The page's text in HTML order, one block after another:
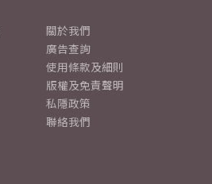
關於我們
廣告查詢
使用條款及細則
版權及免責聲明
私隱政策
聯絡我們